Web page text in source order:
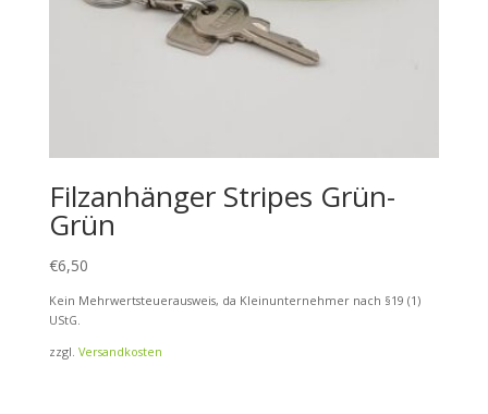
Filzanhänger Stripes Grün-
Grün
€6,50
Kein Mehrwertsteuerausweis, da Kleinunternehmer nach §19 (1)
UStG.
zzgl. Versandkosten